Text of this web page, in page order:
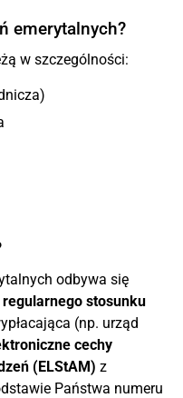
emerytalnych?
w szczególności:
odbywa się
stosunku
(np. urząd
cechy
(ELStAM) z
Państwa numeru